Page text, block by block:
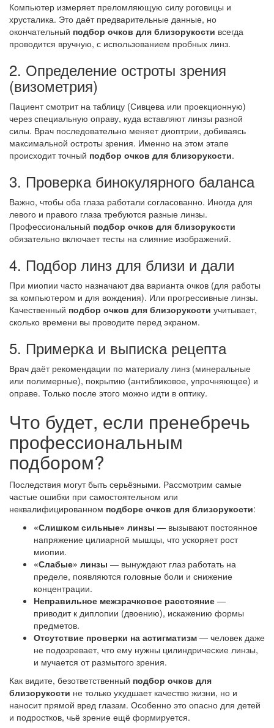
Компьютер измеряет преломляющую силу роговицы и
хрусталика. Это даёт предварительные данные, но
окончательный подбор очков для близорукости всегда
проводится вручную, с использованием пробных линз.
2. Определение остроты зрения
(визометрия)
Пациент смотрит на таблицу (Сивцева или проекционную)
через специальную оправу, куда вставляют линзы разной
силы. Врач последовательно меняет диоптрии, добиваясь
максимальной остроты зрения. Именно на этом этапе
происходит точный подбор очков для близорукости.
3. Проверка бинокулярного баланса
Важно, чтобы оба глаза работали согласованно. Иногда для
левого и правого глаза требуются разные линзы.
Профессиональный подбор очков для близорукости
обязательно включает тесты на слияние изображений.
4. Подбор линз для близи и дали
При миопии часто назначают два варианта очков (для работы
за компьютером и для вождения). Или прогрессивные линзы.
Качественный подбор очков для близорукости учитывает,
сколько времени вы проводите перед экраном.
5. Примерка и выписка рецепта
Врач даёт рекомендации по материалу линз (минеральные
или полимерные), покрытию (антибликовое, упрочняющее) и
оправе. Только после этого можно идти в оптику.
Что будет, если пренебречь
профессиональным
подбором?
Последствия могут быть серьёзными. Рассмотрим самые
частые ошибки при самостоятельном или
неквалифицированном подборе очков для близорукости:
«Слишком сильные» линзы — вызывают постоянное
напряжение цилиарной мышцы, что ускоряет рост
миопии.
«Слабые» линзы — вынуждают глаз работать на
пределе, появляются головные боли и снижение
концентрации.
Неправильное межзрачковое расстояние —
приводит к диплопии (двоению), искажению формы
предметов.
Отсутствие проверки на астигматизм — человек даже
не подозревает, что ему нужны цилиндрические линзы,
и мучается от размытого зрения.
Как видите, безответственный подбор очков для
близорукости не только ухудшает качество жизни, но и
наносит прямой вред глазам. Особенно это опасно для детей
и подростков, чьё зрение ещё формируется.